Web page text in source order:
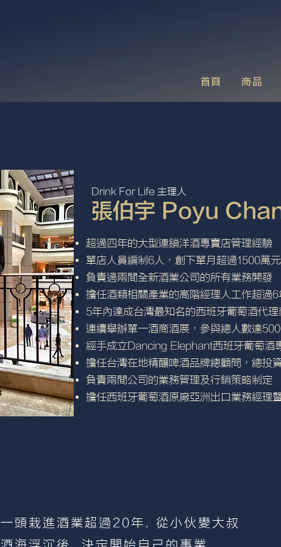
首頁 商品
Drink For Life 主理人
張伯宇 Poyu
超過四年的大型連鎖洋酒專賣店管理經驗
單店人員編制6人，創下單月超過1500萬
負責過兩間全新酒業公司的所有業務開發
擔任酒類相關產業的高階經理人工作超過
5年內達成台灣最知名的西班牙葡萄酒代
連續舉辦單一酒商酒展，參與總人數達
經手成立Dancing Elephant西班牙葡萄酒
擔任台灣在地精釀啤酒品牌總顧問，總投
負責兩間公司的業務管理及行銷策略制定
擔任西班牙葡萄酒原廠亞洲出口業務經理
一頭栽進酒業超過20年. 從小伙變大叔